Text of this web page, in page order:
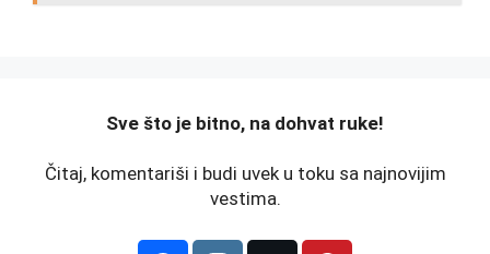
️Sve što je bitno, na dohvat ruke!
Čitaj, komentariši i budi uvek u toku sa najnovijim
vestima.